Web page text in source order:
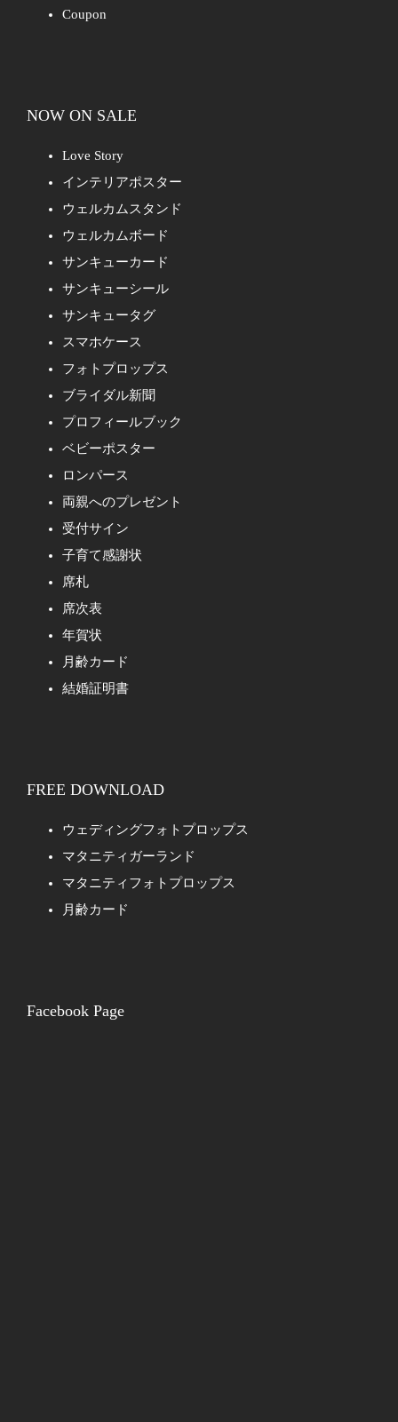
Coupon
NOW ON SALE
Love Story
インテリアポスター
ウェルカムスタンド
ウェルカムボード
サンキューカード
サンキューシール
サンキュータグ
スマホケース
フォトプロップス
ブライダル新聞
プロフィールブック
ベビーポスター
ロンパース
両親へのプレゼント
受付サイン
子育て感謝状
席札
席次表
年賀状
月齢カード
結婚証明書
FREE DOWNLOAD
ウェディングフォトプロップス
マタニティガーランド
マタニティフォトプロップス
月齢カード
Facebook Page